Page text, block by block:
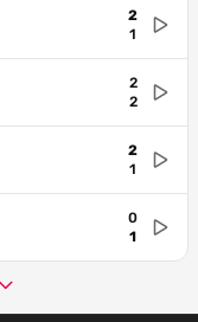
2
1
2
2
2
1
0
1